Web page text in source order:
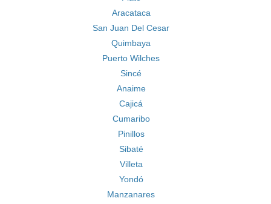
Aracataca
San Juan Del Cesar
Quimbaya
Puerto Wilches
Sincé
Anaime
Cajicá
Cumaribo
Pinillos
Sibaté
Villeta
Yondó
Manzanares